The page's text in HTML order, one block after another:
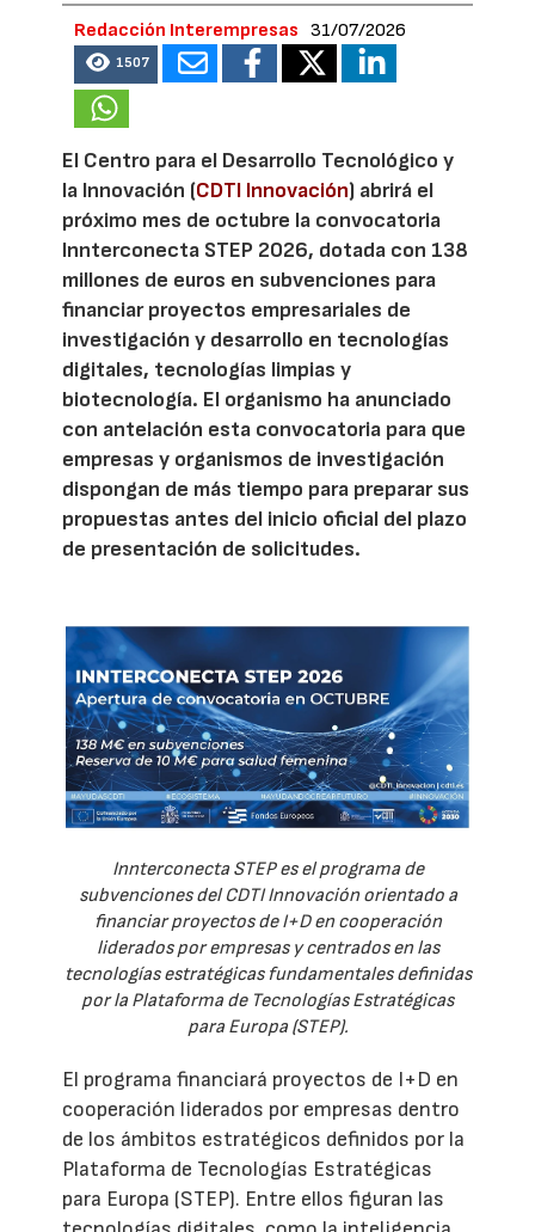
Redacción Interempresas 31/07/2026
1507
El Centro para el Desarrollo Tecnológico y
la Innovación (CDTI Innovación) abrirá el
próximo mes de octubre la convocatoria
Innterconecta STEP 2026, dotada con 138
millones de euros en subvenciones para
financiar proyectos empresariales de
investigación y desarrollo en tecnologías
digitales, tecnologías limpias y
biotecnología. El organismo ha anunciado
con antelación esta convocatoria para que
empresas y organismos de investigación
dispongan de más tiempo para preparar sus
propuestas antes del inicio oficial del plazo
de presentación de solicitudes.
Innterconecta STEP es el programa de
subvenciones del CDTI Innovación orientado a
financiar proyectos de I+D en cooperación
liderados por empresas y centrados en las
tecnologías estratégicas fundamentales definidas
por la Plataforma de Tecnologías Estratégicas
para Europa (STEP).
El programa financiará proyectos de I+D en
cooperación liderados por empresas dentro
de los ámbitos estratégicos definidos por la
Plataforma de Tecnologías Estratégicas
para Europa (STEP). Entre ellos figuran las